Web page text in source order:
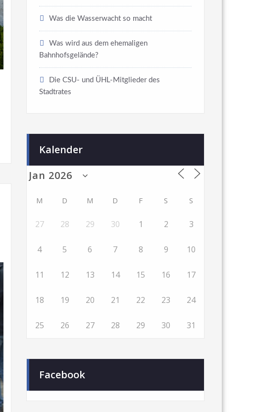
Was die Wasserwacht so macht
Was wird aus dem ehemaligen
Bahnhofsgelände?
Die CSU- und ÜHL-Mitglieder des
Stadtrates
Kalender
M D M D F S S
27 28 29 30 1 2 3
4 5 6 7 8 9 10
11 12 13 14 15 16 17
18 19 20 21 22 23 24
25 26 27 28 29 30 31
Facebook